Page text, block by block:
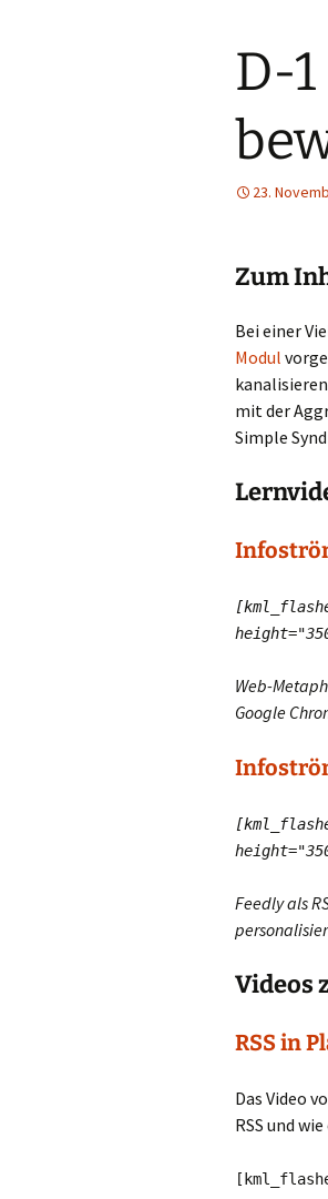
D-
23.
Zum
Bei einer
Modul
mit der
Simple
Web-
Google
Feedly als
Videos
RSS in
Das Video
RSS und